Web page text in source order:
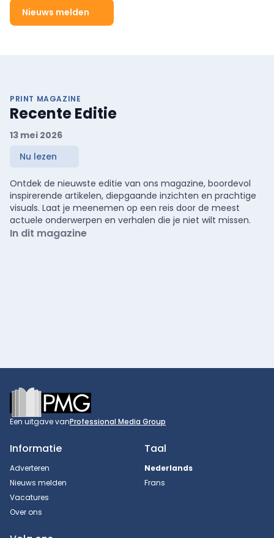
Nieuws melden
PRINT MAGAZINE
Recente Editie
13 mei 2026
Nu lezen
Ontdek de nieuwste editie van ons magazine, boordevol
inspirerende artikelen, diepgaande inzichten en prachtige
visuals. Laat je meenemen op een reis door de meest
actuele onderwerpen en verhalen die je niet wilt missen.
In dit magazine
Footer
Een uitgave vanProfessional Media Group
Informatie
Adverteren
Nieuws melden
Vacatures
Over ons
Taal
Nederlands
Frans